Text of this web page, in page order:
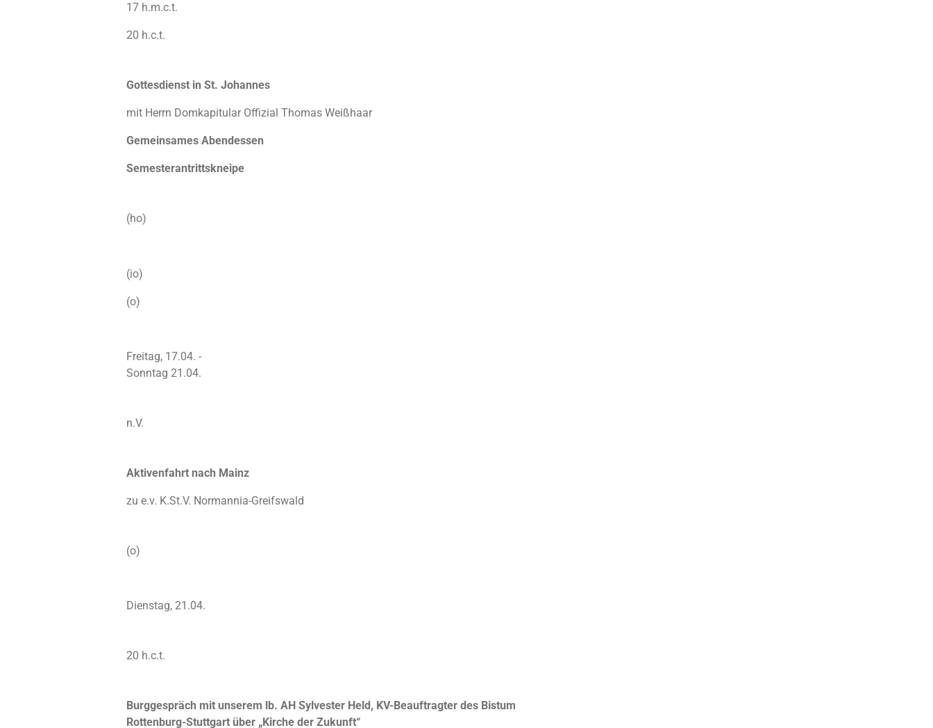
17 h.m.c.t.
20 h.c.t.
Gottesdienst in St. Johannes
mit Herrn Domkapitular Offizial Thomas Weißhaar
Gemeinsames Abendessen
Semesterantrittskneipe
(ho)
(io)
(o)
Freitag, 17.04. -
Sonntag 21.04.
n.V.
Aktivenfahrt nach Mainz
zu e.v. K.St.V. Normannia-Greifswald
(o)
Dienstag, 21.04.
20 h.c.t.
Burggespräch mit unserem lb. AH Sylvester Held, KV-Beauftragter des Bistum
Rottenburg-Stuttgart über „Kirche der Zukunft“